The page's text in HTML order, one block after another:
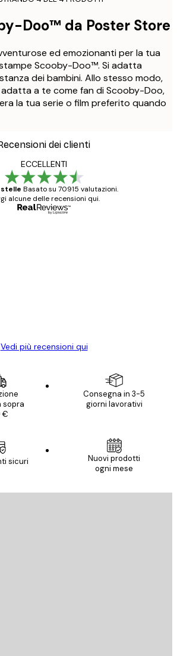
Doo™ da Poster Store
ed emozionanti per la tua
Scooby-Doo™. Si adatta
dei bambini. Allo stesso modo,
a te come fan di Scooby-Doo,
la tua serie o film preferito quando
dei clienti
ECCELLENTI
stelle Basato su 70915 valutazioni.
alcune delle recensioni qui.
Vedi più recensioni qui
sopra
€
Consegna in 3-5
giorni lavorativi
sicuri
Nuovi prodotti
ogni mese